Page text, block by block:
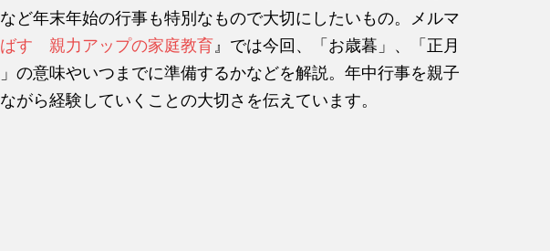
ど年末年始の行事も特別なもので大切にしたいもの。メルマ
す 親力アップの家庭教育 』では今回、「お歳暮」、「正月
の意味やいつまでに準備するかなどを解説。年中行事を親子
がら経験していくことの大切さを伝えています。